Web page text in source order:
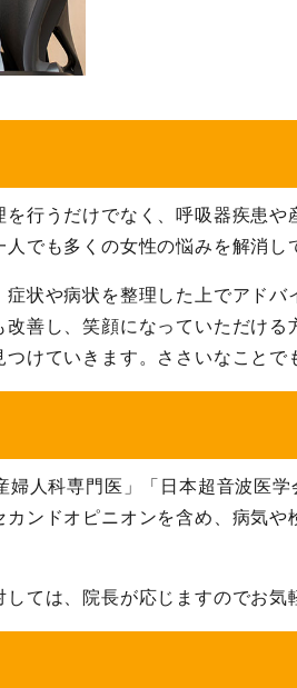
行うだけでなく、呼吸器疾患
でも多くの女性の悩みを解消し
状や病状を整理した上でアド
善し、笑顔になっていただけ
けていきます。ささいなことで
人科専門医」「日本超音波医
ンドオピニオンを含め、病気
ては、院長が応じますのでお気